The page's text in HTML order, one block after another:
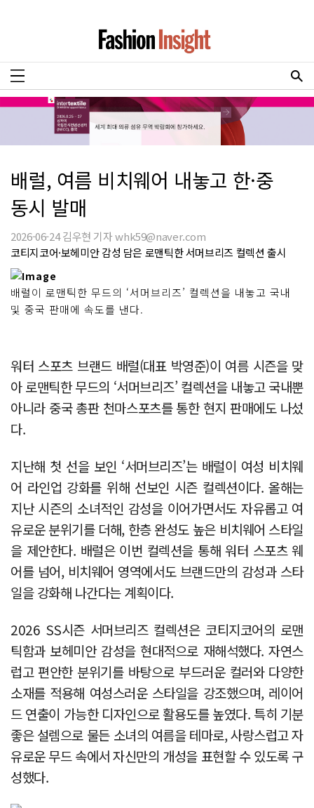
배럴, 여름 비치웨어 내놓고 한·중
동시 발매
2026-06-24 김우현 기자 whk59@naver.com
코티지코어·보헤미안 감성 담은 로맨틱한 서머브리즈 컬렉션 출시
배럴이 로맨틱한 무드의 ‘서머브리즈’ 컬렉션을 내놓고 국내
및 중국 판매에 속도를 낸다.
워터 스포츠 브랜드 배럴(대표 박영준)이 여름 시즌을 맞
아 로맨틱한 무드의 ‘서머브리즈’ 컬렉션을 내놓고 국내뿐
아니라 중국 총판 천마스포츠를 통한 현지 판매에도 나섰
다.
지난해 첫 선을 보인 ‘서머브리즈’는 배럴이 여성 비치웨
어 라인업 강화를 위해 선보인 시즌 컬렉션이다. 올해는
지난 시즌의 소녀적인 감성을 이어가면서도 자유롭고 여
유로운 분위기를 더해, 한층 완성도 높은 비치웨어 스타일
을 제안한다. 배럴은 이번 컬렉션을 통해 워터 스포츠 웨
어를 넘어, 비치웨어 영역에서도 브랜드만의 감성과 스타
일을 강화해 나간다는 계획이다.
2026 SS시즌 서머브리즈 컬렉션은 코티지코어의 로맨
틱함과 보헤미안 감성을 현대적으로 재해석했다. 자연스
럽고 편안한 분위기를 바탕으로 부드러운 컬러와 다양한
소재를 적용해 여성스러운 스타일을 강조했으며, 레이어
드 연출이 가능한 디자인으로 활용도를 높였다. 특히 기분
좋은 설렘으로 물든 소녀의 여름을 테마로, 사랑스럽고 자
유로운 무드 속에서 자신만의 개성을 표현할 수 있도록 구
성했다.